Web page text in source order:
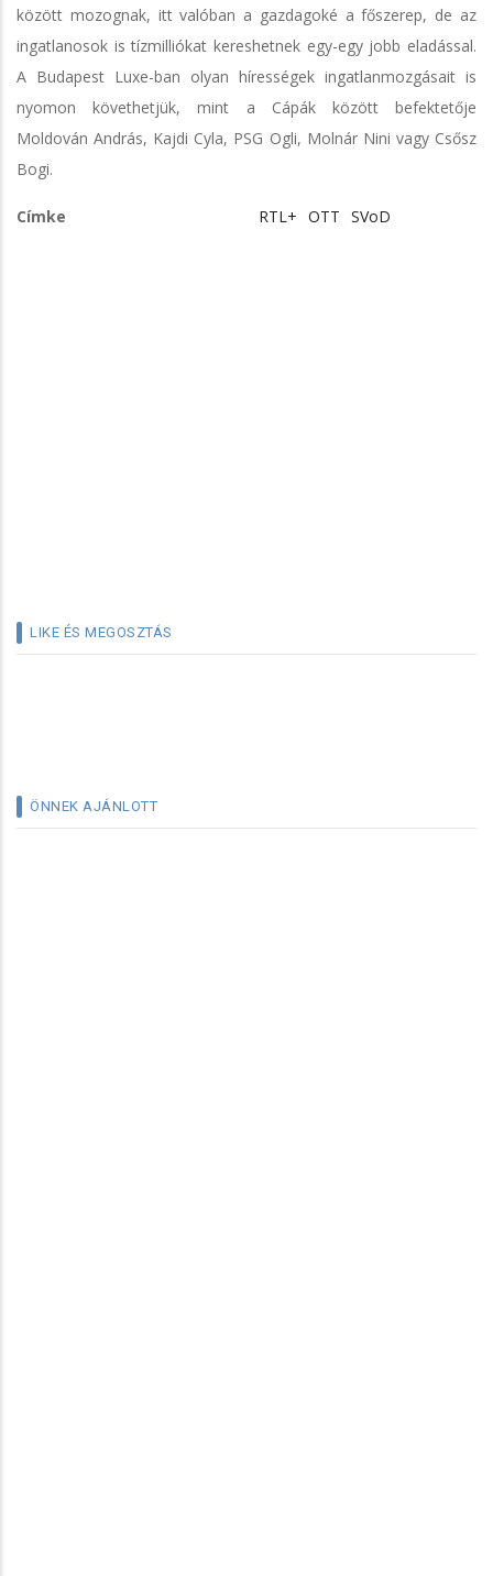
között mozognak, itt valóban a gazdagoké a főszerep, de az
ingatlanosok is tízmilliókat kereshetnek egy-egy jobb eladással.
A Budapest Luxe-ban olyan hírességek ingatlanmozgásait is
nyomon követhetjük, mint a Cápák között befektetője
Moldován András, Kajdi Cyla, PSG Ogli, Molnár Nini vagy Csősz
Bogi.
Címke RTL+ OTT SVoD
LIKE ÉS MEGOSZTÁS
ÖNNEK AJÁNLOTT